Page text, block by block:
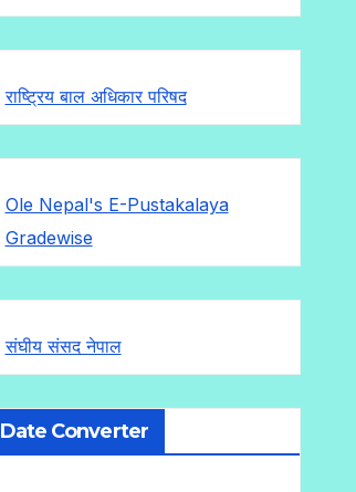
राष्ट्रिय बाल अधिकार परिषद
Ole Nepal's E-Pustakalaya
Gradewise
संघीय संसद नेपाल
Date Converter